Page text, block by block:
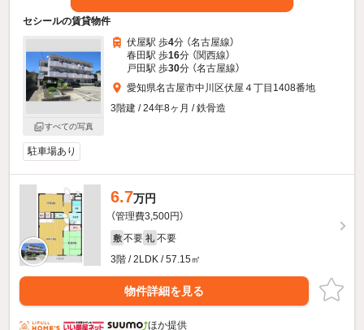
セシールの賃貸物件
すべての写真
伏屋駅 歩4分 （名古屋線）
春田駅 歩16分 （関西線）
戸田駅 歩30分 （名古屋線）
愛知県名古屋市中川区伏屋４丁目1408番地
3階建 / 24年8ヶ月 / 鉄骨造
駐車場あり
6.7万円
（管理費3,500円）
敷 不要 礼 不要
3階 / 2LDK / 57.15㎡
物件詳細を見る
ほか提供